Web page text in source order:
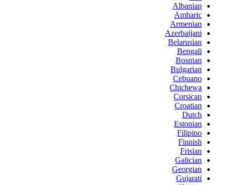
Albanian
Amharic
Armenian
Azerbaijani
Belarusian
Bengali
Bosnian
Bulgarian
Cebuano
Chichewa
Corsican
Croatian
Dutch
Estonian
Filipino
Finnish
Frisian
Galician
Georgian
Gujarati